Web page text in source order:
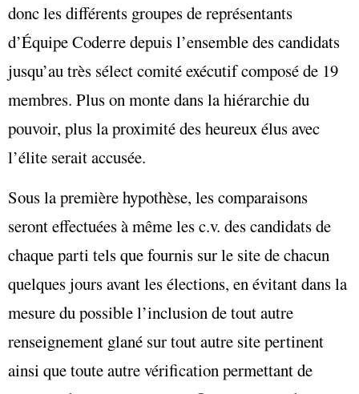
donc les différents groupes de représentants
d’Équipe Coderre depuis l’ensemble des candidats
jusqu’au très sélect comité exécutif composé de 19
membres. Plus on monte dans la hiérarchie du
pouvoir, plus la proximité des heureux élus avec
l’élite serait accusée.
Sous la première hypothèse, les comparaisons
seront effectuées à même les c.v. des candidats de
chaque parti tels que fournis sur le site de chacun
quelques jours avant les élections, en évitant dans la
mesure du possible l’inclusion de tout autre
renseignement glané sur tout autre site pertinent
ainsi que toute autre vérification permettant de